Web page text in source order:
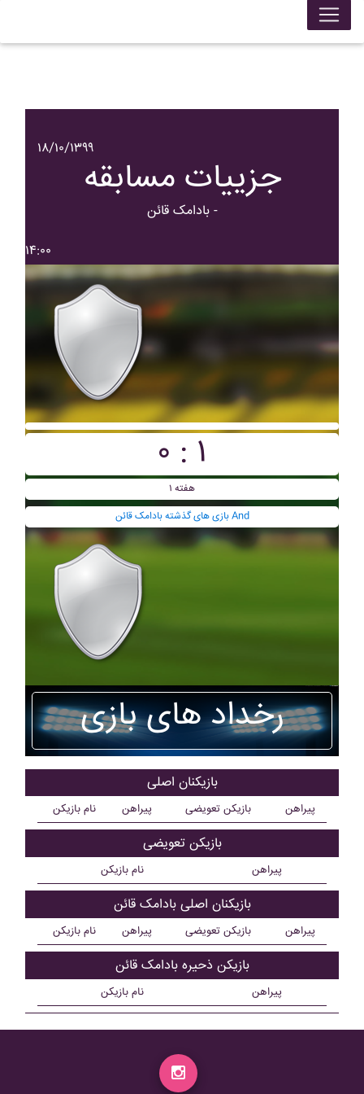
۱۸/۱۰/۱۳۹۹
جزییات مسابقه
بادامک قائن -
۱۴:۰۰
۰ : ۱
هفته ۱
بازی های گذشته بادامک قائن And
رخداد های بازی
بازیکنان اصلی
نام بازیکن پیراهن بازیکن تعویضی پیراهن
بازیکن تعویضی
نام بازیکن پیراهن
بازیکنان اصلی بادامک قائن
نام بازیکن پیراهن بازیکن تعویضی پیراهن
بازیکن ذحیره بادامک قائن
نام بازیکن پیراهن